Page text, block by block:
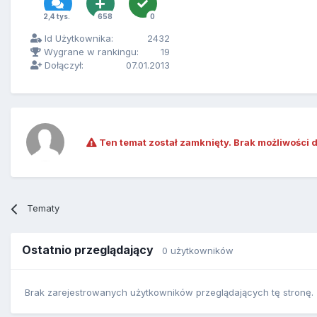
2,4 tys. 658 0
Id Użytkownika:
2432
Wygrane w rankingu:
19
Dołączył:
07.01.2013
Ten temat został zamknięty. Brak możliwości
Tematy
Ostatnio przeglądający 0 użytkowników
Brak zarejestrowanych użytkowników przeglądających tę stronę.